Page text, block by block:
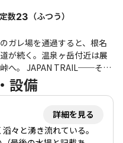
させてくれることでしょ
自然の美しさと登山の楽し
れる価値がある場所です。
数23 （ふつう）
ガレ場を通過すると、根名
が続く。温泉ヶ岳付近は展
それ
る総距離約1万kmのロング
的に歩くもよし。誰もが自
Nippon」を通じて、こ
しましょう。
設備
詳細を見る
々と湧き流れている。